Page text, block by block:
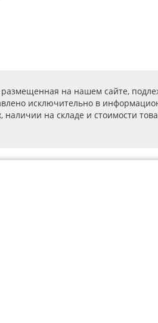
на нашем сайте,
исключительно в
на складе и стоимости